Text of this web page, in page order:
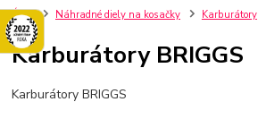
Úvod Náhradné diely na kosačky Karburátory
Karburátory BRIGGS
Karburátory BRIGGS